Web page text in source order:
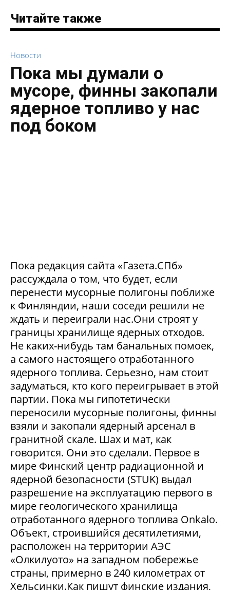
Читайте также
Новости
Пока мы думали о
мусоре, финны закопали
ядерное топливо у нас
под боком
Пока редакция сайта «Газета.СПб»
рассуждала о том, что будет, если
перенести мусорные полигоны поближе
к Финляндии, наши соседи решили не
ждать и переиграли нас.Они строят у
границы хранилище ядерных отходов.
Не каких-нибудь там банальных помоек,
а самого настоящего отработанного
ядерного топлива. Серьезно, нам стоит
задуматься, кто кого переигрывает в этой
партии. Пока мы гипотетически
переносили мусорные полигоны, финны
взяли и закопали ядерный арсенал в
гранитной скале. Шах и мат, как
говорится. Они это сделали. Первое в
мире Финский центр радиационной и
ядерной безопасности (STUK) выдал
разрешение на эксплуатацию первого в
мире геологического хранилища
отработанного ядерного топлива Onkalo.
Объект, строившийся десятилетиями,
расположен на территории АЭС
«Олкилуото» на западном побережье
страны, примерно в 240 километрах от
Хельсинки.Как пишут финские издания,